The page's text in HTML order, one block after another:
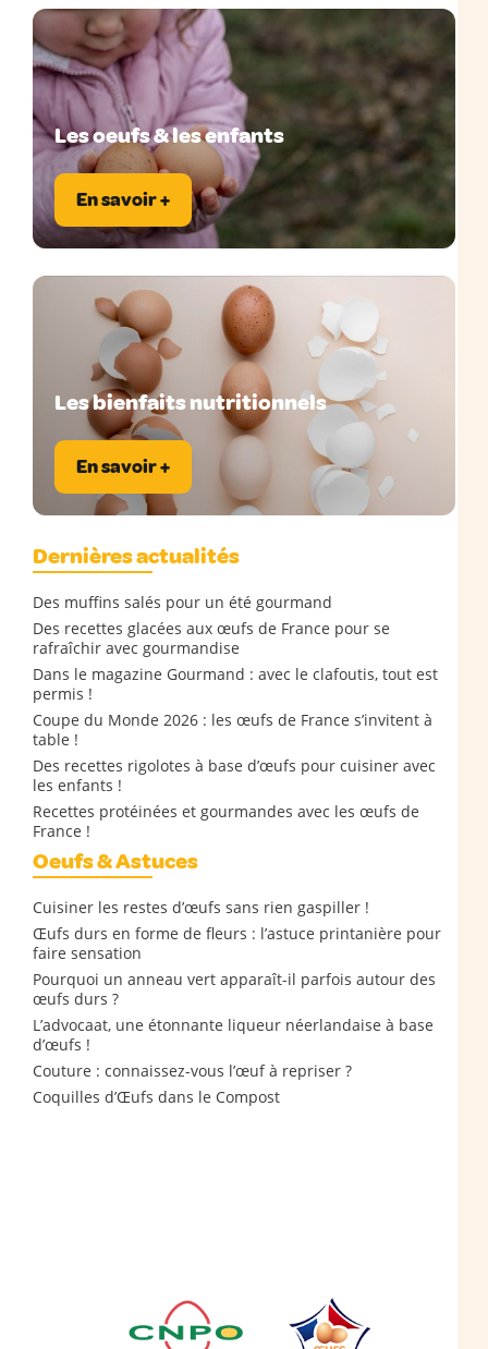
Les oeufs & les enfants
En savoir +
Les bienfaits nutritionnels
En savoir +
Dernières actualités
Des muffins salés pour un été gourmand
Des recettes glacées aux œufs de France pour se
rafraîchir avec gourmandise
Dans le magazine Gourmand : avec le clafoutis, tout est
permis !
Coupe du Monde 2026 : les œufs de France s’invitent à
table !
Des recettes rigolotes à base d’œufs pour cuisiner avec
les enfants !
Recettes protéinées et gourmandes avec les œufs de
France !
Oeufs & Astuces
Cuisiner les restes d’œufs sans rien gaspiller !
Œufs durs en forme de fleurs : l’astuce printanière pour
faire sensation
Pourquoi un anneau vert apparaît-il parfois autour des
œufs durs ?
L’advocaat, une étonnante liqueur néerlandaise à base
d’œufs !
Couture : connaissez-vous l’œuf à repriser ?
Coquilles d’Œufs dans le Compost